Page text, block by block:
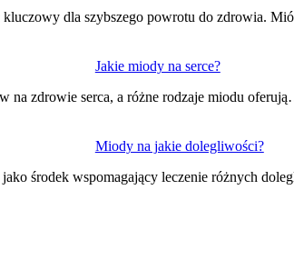
dla szybszego powrotu do zdrowia.
Jakie miody na serce?
na zdrowie serca, a różne rodzaje miodu
Miody na jakie dolegliwości?
środek wspomagający leczenie różnych